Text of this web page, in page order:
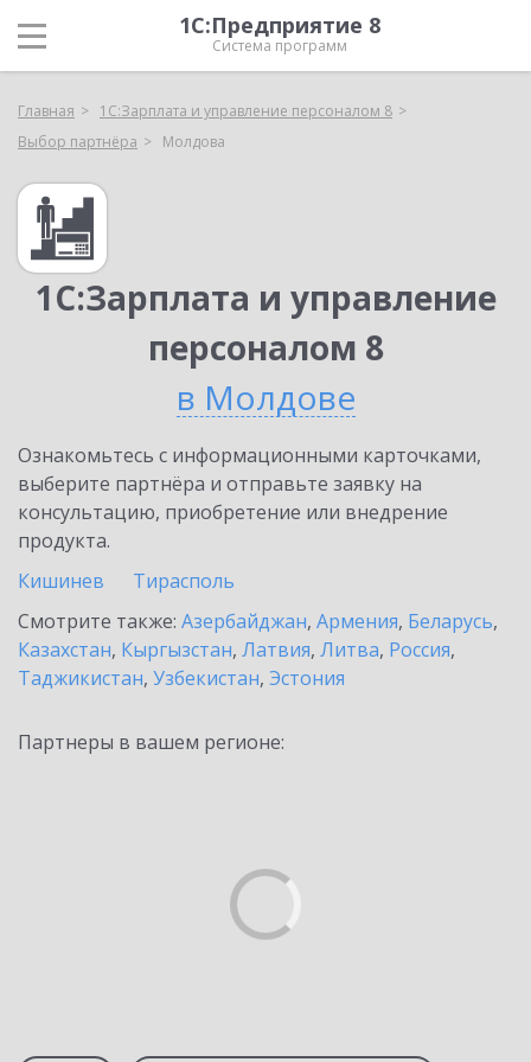
1С:Предприятие 8
Система программ
Главная
1С:Зарплата и управление персоналом 8
Выбор партнёра
Молдова
1С:Зарплата и управление
персоналом 8
в Молдове
Ознакомьтесь с информационными карточками,
выберите партнёра и отправьте заявку на
консультацию, приобретение или внедрение
продукта.
Кишинев
Тирасполь
Смотрите также: Азербайджан, Армения, Беларусь,
Казахстан, Кыргызстан, Латвия, Литва, Россия,
Таджикистан, Узбекистан, Эстония
Партнеры в вашем регионе: